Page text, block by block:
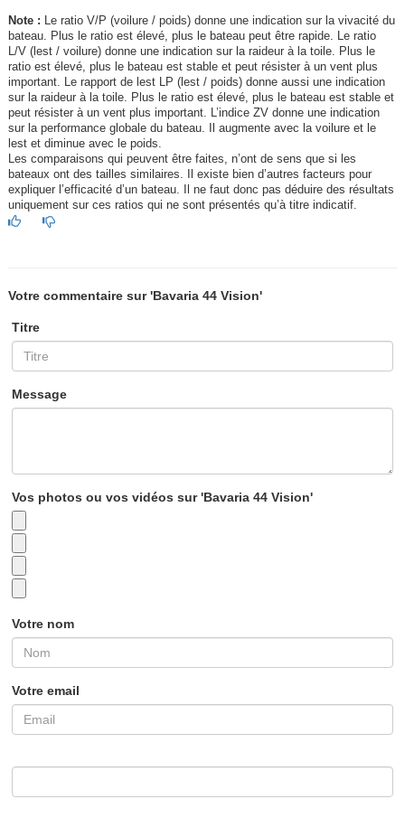
Note : Le ratio V/P (voilure / poids) donne une indication sur la vivacité du
bateau. Plus le ratio est élevé, plus le bateau peut être rapide. Le ratio
L/V (lest / voilure) donne une indication sur la raideur à la toile. Plus le
ratio est élevé, plus le bateau est stable et peut résister à un vent plus
important. Le rapport de lest LP (lest / poids) donne aussi une indication
sur la raideur à la toile. Plus le ratio est élevé, plus le bateau est stable et
peut résister à un vent plus important. L’indice ZV donne une indication
sur la performance globale du bateau. Il augmente avec la voilure et le
lest et diminue avec le poids.
Les comparaisons qui peuvent être faites, n’ont de sens que si les
bateaux ont des tailles similaires. Il existe bien d’autres facteurs pour
expliquer l’efficacité d’un bateau. Il ne faut donc pas déduire des résultats
uniquement sur ces ratios qui ne sont présentés qu’à titre indicatif.
Votre commentaire sur 'Bavaria 44 Vision'
Titre
Message
Vos photos ou vos vidéos sur 'Bavaria 44 Vision'
Votre nom
Votre email